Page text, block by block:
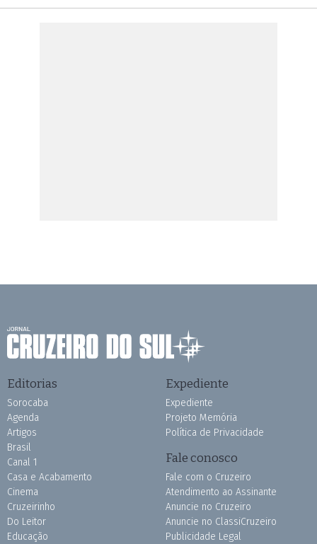
Editorias
Sorocaba
Agenda
Artigos
Brasil
Canal 1
Casa e Acabamento
Cinema
Cruzeirinho
Do Leitor
Educação
Expediente
Expediente
Projeto Memória
Política de Privacidade
Fale conosco
Fale com o Cruzeiro
Atendimento ao Assinante
Anuncie no Cruzeiro
Anuncie no ClassiCruzeiro
Publicidade Legal